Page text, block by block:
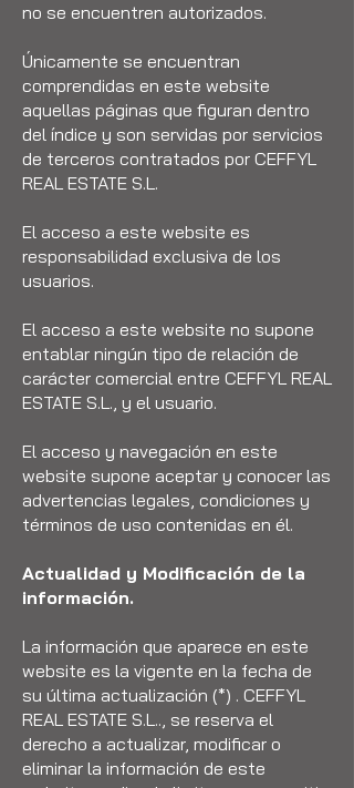
no se encuentren autorizados.
Únicamente se encuentran
comprendidas en este website
aquellas páginas que figuran dentro
del índice y son servidas por servicios
de terceros contratados por CEFFYL
REAL ESTATE S.L.
El acceso a este website es
responsabilidad exclusiva de los
usuarios.
El acceso a este website no supone
entablar ningún tipo de relación de
carácter comercial entre CEFFYL REAL
ESTATE S.L., y el usuario.
El acceso y navegación en este
website supone aceptar y conocer las
advertencias legales, condiciones y
términos de uso contenidas en él.
Actualidad y Modificación de la
información.
La información que aparece en este
website es la vigente en la fecha de
su última actualización (*) . CEFFYL
REAL ESTATE S.L.., se reserva el
derecho a actualizar, modificar o
eliminar la información de este